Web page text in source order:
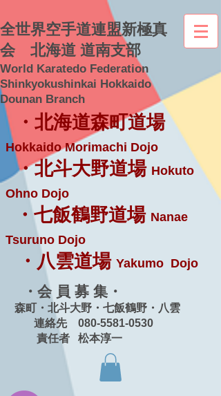
全世界空手道連盟新極真
会 北海道 道南支部
World Karatedo Federation
Shinkyokushinkai Hokkaido
Dounan Branch
・北海道森町道場
Hokkaido Morimachi Dojo
・北斗大野道場 Hokuto
Ohno Dojo
・七飯鶴野道場 Nanae
Tsuruno Dojo
・八雲道場 Yakumo Dojo
・会 員 募 集・
森町・北斗大野・七飯鶴野・八雲
連絡先 080-5581-0530
責任者 松本淳一